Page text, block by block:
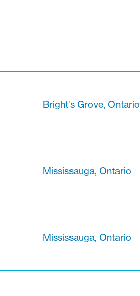
Bright's Grove, Ontario
Mississauga, Ontario
Mississauga, Ontario